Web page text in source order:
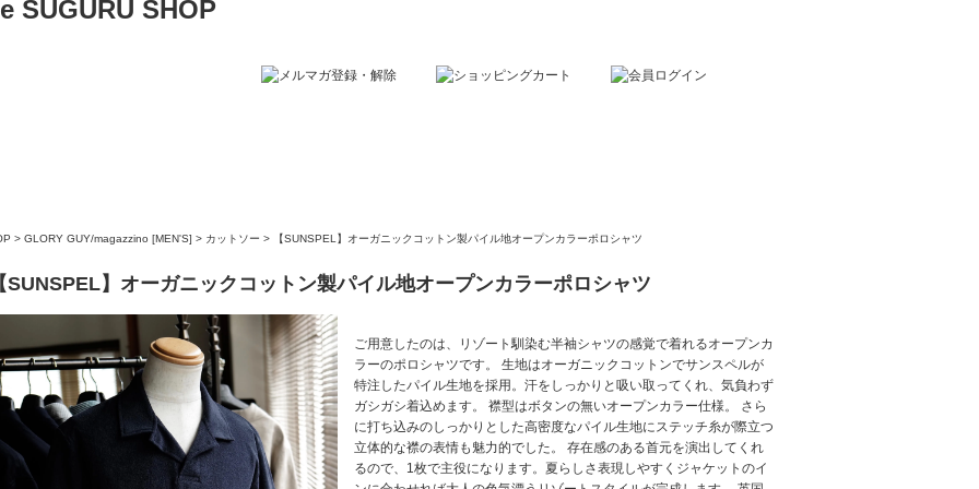
> GLORY GUY/magazzino [MEN'S] > カットソー > 【SUNSPEL】オーガニックコットン製パイル地オープンカラーポロシャツ
SUNSPEL】オーガニックコットン製パイル地オープンカラーポロシャツ
ご用意したのは、リゾート馴染む半袖シャツの感覚で着れるオープンカ
ラーのポロシャツです。 生地はオーガニックコットンでサンスペルが
特注したパイル生地を採用。汗をしっかりと吸い取ってくれ、気負わず
ガシガシ着込めます。 襟型はボタンの無いオープンカラー仕様。 さら
に打ち込みのしっかりとした高密度なパイル生地にステッチ糸が際立つ
立体的な襟の表情も魅力的でした。 存在感のある首元を演出してくれ
るので、1枚で主役になります。夏らしさ表現しやすくジャケットのイ